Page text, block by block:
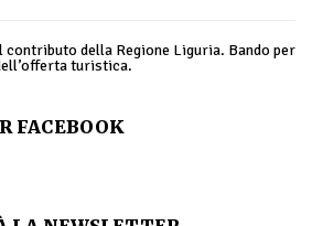
della Regione Liguria. Bando per
turistica.
FACEBOOK